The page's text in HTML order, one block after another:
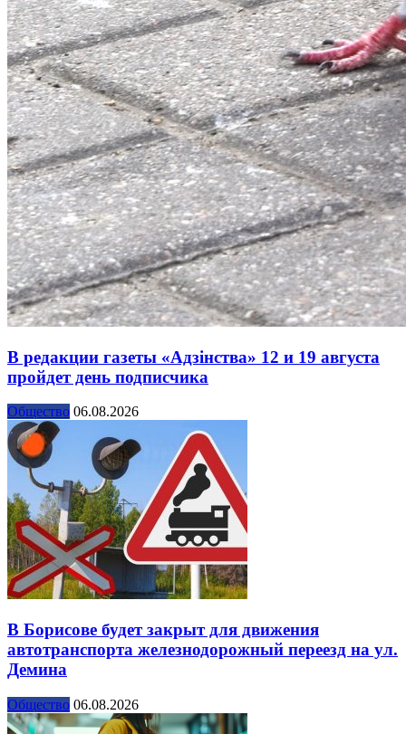
В редакции газеты «Адзінства» 12 и 19 августа
пройдет день подписчика
Общество 06.08.2026
В Борисове будет закрыт для движения
автотранспорта железнодорожный переезд на ул.
Демина
Общество 06.08.2026